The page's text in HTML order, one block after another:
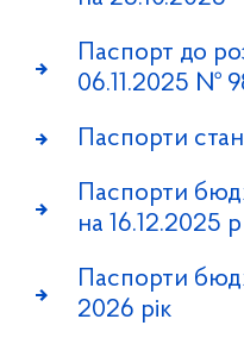
Паспорт до
06.11.2025 №
Паспорти
Паспорти
на 16.12.2025 р
Паспорти
2026 рік